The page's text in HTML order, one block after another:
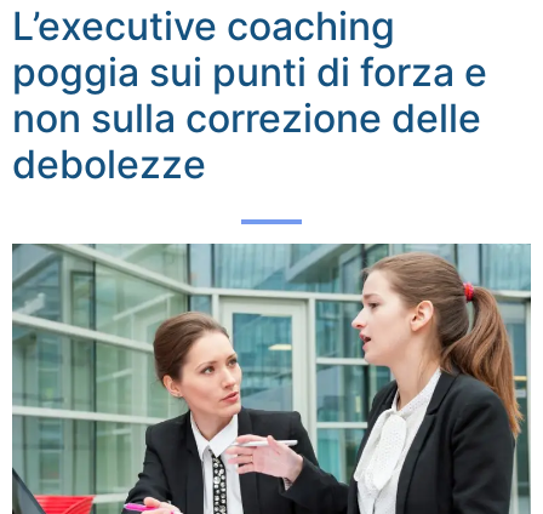
L’executive coaching
poggia sui punti di forza e
non sulla correzione delle
debolezze